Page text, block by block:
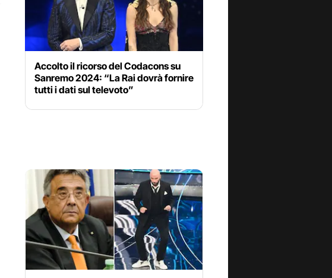
Accolto il ricorso del Codacons su
Sanremo 2024: “La Rai dovrà fornire
tutti i dati sul televoto”